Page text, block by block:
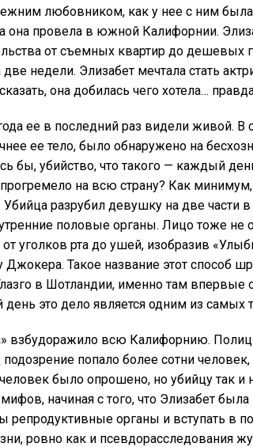
любовником, как у нее с ним была
она провела в южной Калифорнии.
от съемных квартир до дешевых
две недели. Элизабет мечтала стать
сказать, она добилась чего хотела…
ее в последний раз видели живой. В
ее тело, было обнаружено на
бы, убийство, что такого — каждый
прогремело на всю страну? Как минимум,
Убийца разрубил девушку на две части в
половые органы. Лицо тоже не
от уголков рта до ушей, изобразив «
Джокера. Такое название этот способ
в Шотландии, именно там впервые
день это дело является одним из самых
» взбудоражило всю Калифорнию.
подозрение попало более сотни человек,
человек было опрошено, но убийцу так и
мифов, начиная с того, что Элизабет была
репродуктивные органы и вступать в
, ровно как и псевдорасследования